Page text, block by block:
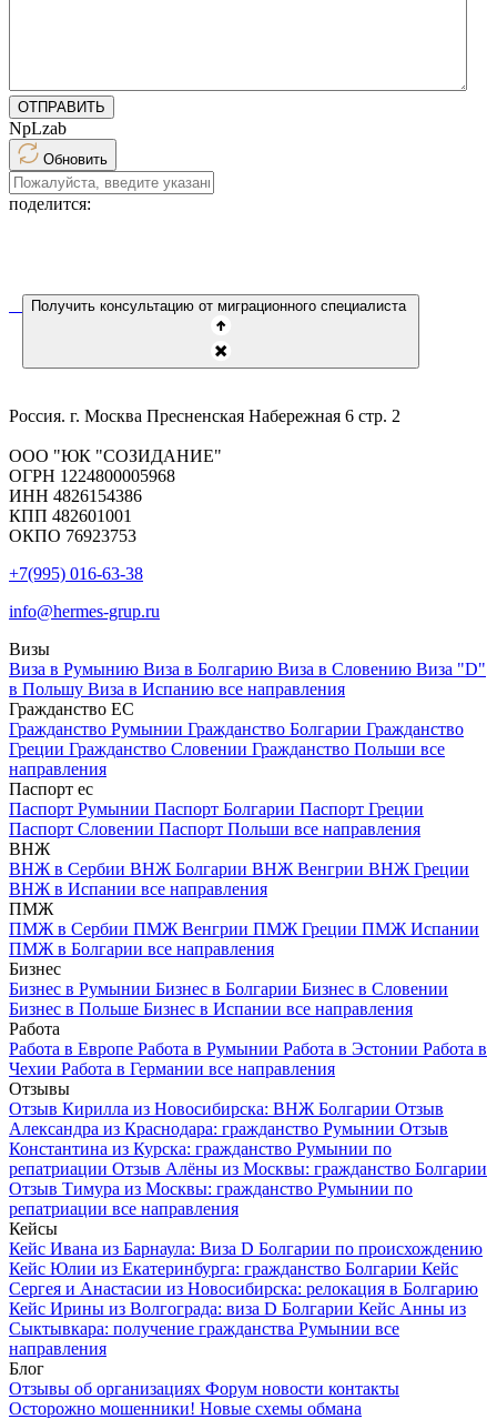
ОТПРАВИТЬ
NpLzab
Обновить
поделится:
Получить консультацию от миграционного специалиста
Россия. г. Москва Пресненская Набережная 6 стр. 2
ООО "ЮК "СОЗИДАНИЕ"
ОГРН 1224800005968
ИНН 4826154386
КПП 482601001
ОКПО 76923753
+7(995) 016-63-38
info@hermes-grup.ru
Визы
Виза в Румынию Виза в Болгарию Виза в Словению Виза "D"
в Польшу Виза в Испанию все направления
Гражданство ЕС
Гражданство Румынии Гражданство Болгарии Гражданство
Греции Гражданство Словении Гражданство Польши все
направления
Паспорт ес
Паспорт Румынии Паспорт Болгарии Паспорт Греции
Паспорт Словении Паспорт Польши все направления
ВНЖ
ВНЖ в Сербии ВНЖ Болгарии ВНЖ Венгрии ВНЖ Греции
ВНЖ в Испании все направления
ПМЖ
ПМЖ в Сербии ПМЖ Венгрии ПМЖ Греции ПМЖ Испании
ПМЖ в Болгарии все направления
Бизнес
Бизнес в Румынии Бизнес в Болгарии Бизнес в Словении
Бизнес в Польше Бизнес в Испании все направления
Работа
Работа в Европе Работа в Румынии Работа в Эстонии Работа в
Чехии Работа в Германии все направления
Отзывы
Отзыв Кирилла из Новосибирска: ВНЖ Болгарии Отзыв
Александра из Краснодара: гражданство Румынии Отзыв
Константина из Курска: гражданство Румынии по
репатриации Отзыв Алёны из Москвы: гражданство Болгарии
Отзыв Тимура из Москвы: гражданство Румынии по
репатриации все направления
Кейсы
Кейс Ивана из Барнаула: Виза D Болгарии по происхождению
Кейс Юлии из Екатеринбурга: гражданство Болгарии Кейс
Сергея и Анастасии из Новосибирска: релокация в Болгарию
Кейс Ирины из Волгограда: виза D Болгарии Кейс Анны из
Сыктывкара: получение гражданства Румынии все
направления
Блог
Отзывы об организациях Форум новости контакты
Осторожно мошенники! Новые схемы обмана